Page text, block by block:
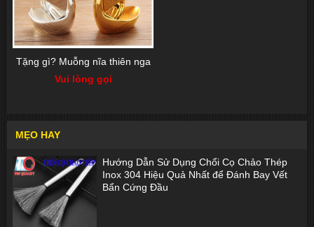
MẸO HAY
Hướng Dẫn Sử Dụng Chổi Cọ Chảo Thép
Inox 304 Hiệu Quả Nhất để Đánh Bay Vết
Bẩn Cứng Đầu
Tặng gì? Muỗng nĩa thiên nga
Vui lòng gọi